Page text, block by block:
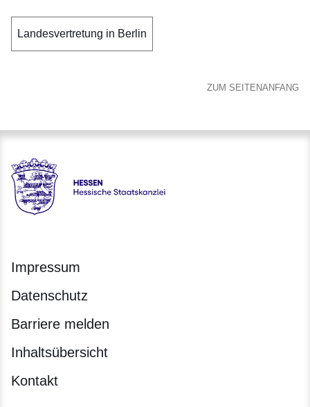
Landesvertretung in Berlin
ZUM SEITENANFANG
Hessen - Hessische Staatskanzlei
Impressum
Datenschutz
Barriere melden
Inhaltsübersicht
Kontakt